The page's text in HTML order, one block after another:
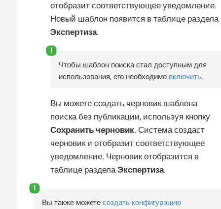
отобразит соответствующее уведомление.
Новый шаблон появится в таблице раздела
Экспертиза.
Чтобы шаблон поиска стал доступным для
использования, его необходимо включить.
Вы можете создать черновик шаблона
поиска без публикации, используя кнопку
Сохранить черновик. Система создаст
черновик и отобразит соответствующее
уведомление. Черновик отобразится в
таблице раздела Экспертиза.
Вы также можете создать конфигурацию